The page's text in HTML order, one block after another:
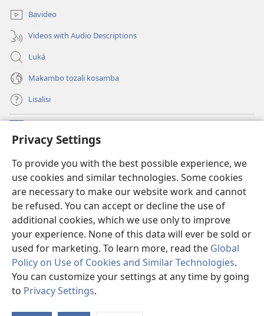
Privacy Settings
To provide you with the best possible experience, we
use cookies and similar technologies. Some cookies
are necessary to make our website work and cannot
be refused. You can accept or decline the use of
additional cookies, which we use only to improve
your experience. None of this data will ever be sold or
used for marketing. To learn more, read the Global
Policy on Use of Cookies and Similar Technologies.
You can customize your settings at any time by going
to Privacy Settings.
Bavideo
Videos with Audio Descriptions
Luká
Makambo tozali kosamba
Lisalisi
(fungolá
fenɛtrɛ
Watchtower Mikanda oyo ezali na Internet
(fungolá
fenɛtrɛ
mosusu)JW Hub
(fungolá
fenɛtrɛ
mosusu)Programɛ JW Library ®
Copyright© 2026 Watch Tower Bible and Tract Society of Pennsylvania.
NDENGE YA KOSALELA|
|